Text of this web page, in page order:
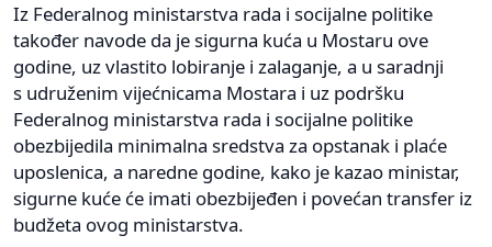
Iz Federalnog ministarstva rada i socijalne politike
također navode da je sigurna kuća u Mostaru ove
godine, uz vlastito lobiranje i zalaganje, a u saradnji
s udruženim vijećnicama Mostara i uz podršku
Federalnog ministarstva rada i socijalne politike
obezbijedila minimalna sredstva za opstanak i plaće
uposlenica, a naredne godine, kako je kazao ministar,
sigurne kuće će imati obezbijeđen i povećan transfer iz
budžeta ovog ministarstva.